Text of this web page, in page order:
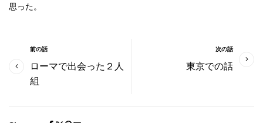
思った。
前の話
ローマで出会った２人
組
次の話
東京での話